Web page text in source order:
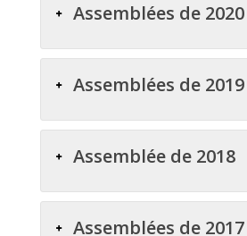
Assemblées de 2020
Assemblées de 2019
Assemblée de 2018
Assemblées de 2017